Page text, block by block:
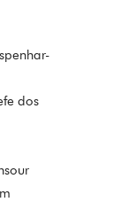
dos